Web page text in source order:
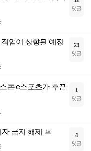
댓글
업이 상향될 예정
23
댓글
톤 e스포츠가 후끈
1
댓글
금지 해제 4
댓글